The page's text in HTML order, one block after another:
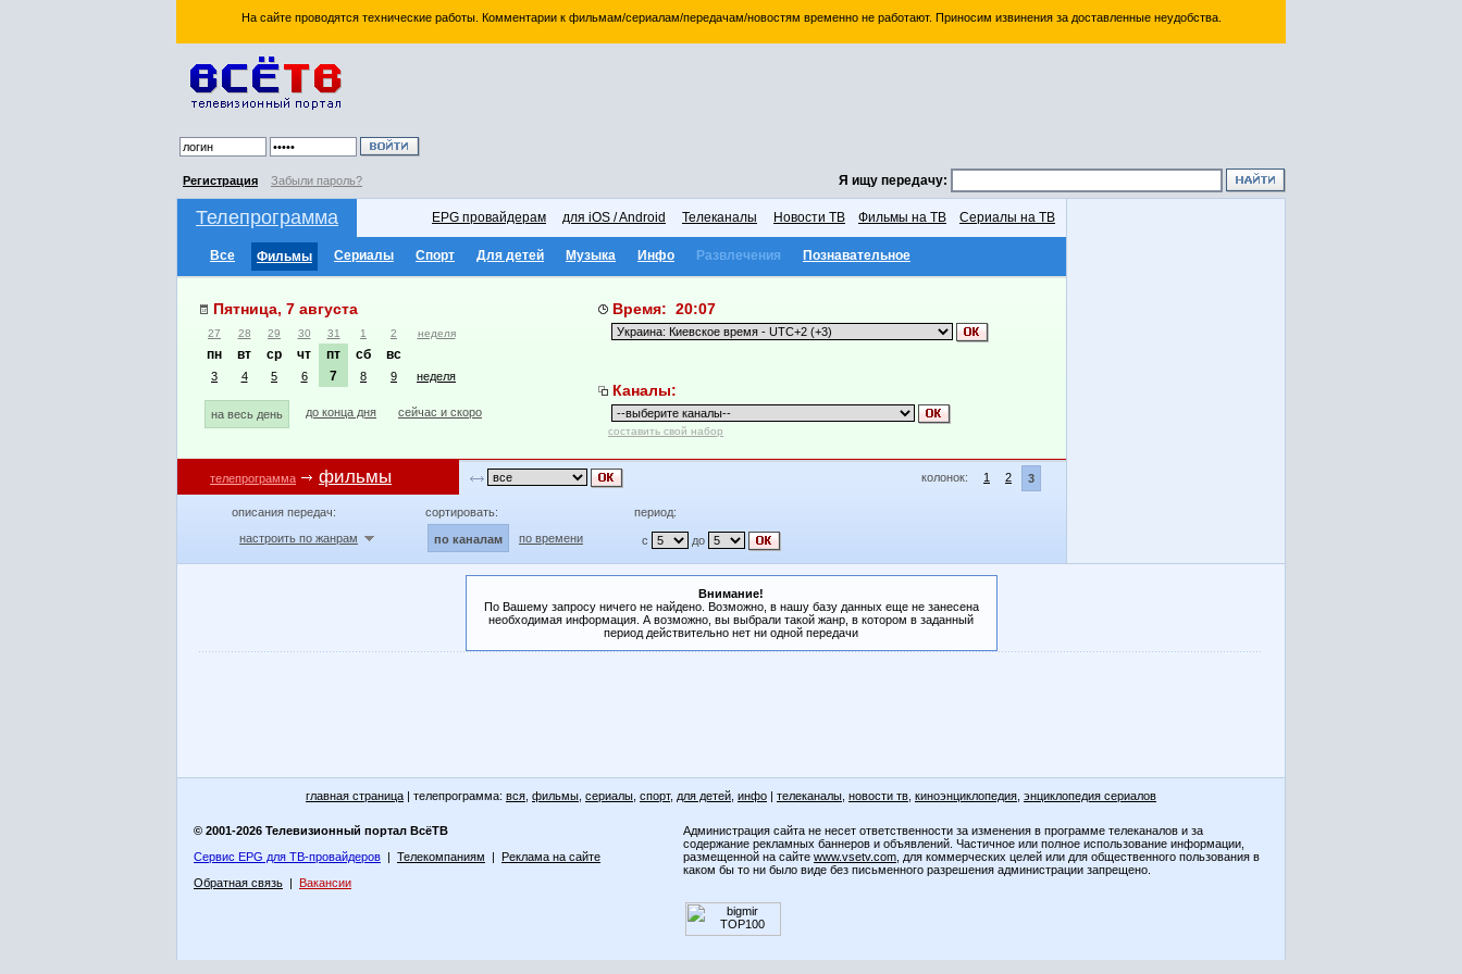
На сайте проводятся технические работы. Комментарии к фильмам/сериалам/передачам/новостям временно не работают. Приносим извинения за доставленные неудобства.
Регистрация Забыли пароль? Я ищу передачу:
Телепрограмма EPG провайдерам для iOS / Android Телеканалы Новости ТВ Фильмы на ТВ Сериалы на ТВ
Все Фильмы Сериалы Спорт Для детей Музыка Инфо Развлечения Познавательное
Пятница, 7 августа
27 28 29 30 31 1 2 неделя
пн вт ср чт пт сб вс
3 4 5 6 7 8 9 неделя
на весь день до конца дня сейчас и скоро
Время: 20:07
Каналы:
составить свой набор
телепрограмма фильмы колонок: 1 2 3
описания передач:
настроить по жанрам
сортировать:
по каналам по времени
период:
с до
Внимание!
По Вашему запросу ничего не найдено. Возможно, в нашу базу данных еще не занесена
необходимая информация. А возможно, вы выбрали такой жанр, в котором в заданный
период действительно нет ни одной передачи
главная страница | телепрограмма: вся фильмы сериалы спорт, для детей инфо | телеканалы новости тв киноэнциклопедия энциклопедия сериалов
© 2001-2026 Телевизионный портал ВсёТВ
Сервис EPG для ТВ-провайдеров | Телекомпаниям | Реклама на сайте
Обратная связь | Вакансии
Администрация сайта не несет ответственности за изменения в программе телеканалов и за
содержание рекламных баннеров и объявлений. Частичное или полное использование информации,
размещенной на сайте www.vsetv.com , для коммерческих целей или для общественного пользования в
каком бы то ни было виде без письменного разрешения администрации запрещено.